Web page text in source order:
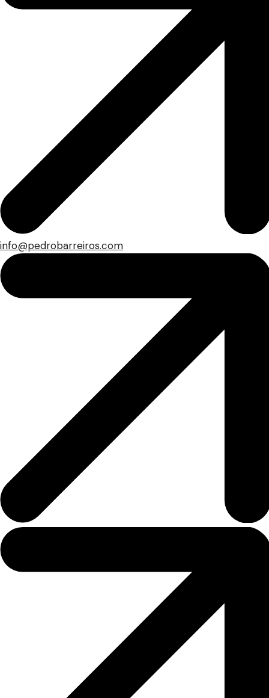
info@pedrobarreiros.com